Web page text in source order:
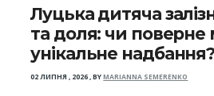
Луцька дитяча
та доля: чи поверне
унікальне надбання?
02 ЛИПНЯ , 2026,BYMARIANNA SEMERENKO